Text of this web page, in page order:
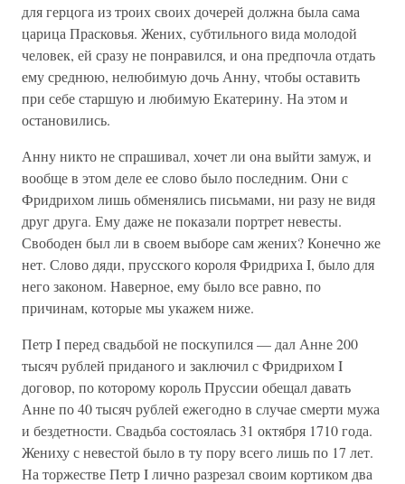
для герцога из троих своих дочерей должна была сама
царица Прасковья. Жених, субтильного вида молодой
человек, ей сразу не понравился, и она предпочла отдать
ему среднюю, нелюбимую дочь Анну, чтобы оставить
при себе старшую и любимую Екатерину. На этом и
остановились.
Анну никто не спрашивал, хочет ли она выйти замуж, и
вообще в этом деле ее слово было последним. Они с
Фридрихом лишь обменялись письмами, ни разу не видя
друг друга. Ему даже не показали портрет невесты.
Свободен был ли в своем выборе сам жених? Конечно же
нет. Слово дяди, прусского короля Фридриха I, было для
него законом. Наверное, ему было все равно, по
причинам, которые мы укажем ниже.
Петр I перед свадьбой не поскупился — дал Анне 200
тысяч рублей приданого и заключил с Фридрихом I
договор, по которому король Пруссии обещал давать
Анне по 40 тысяч рублей ежегодно в случае смерти мужа
и бездетности. Свадьба состоялась 31 октября 1710 года.
Жениху с невестой было в ту пору всего лишь по 17 лет.
На торжестве Петр I лично разрезал своим кортиком два